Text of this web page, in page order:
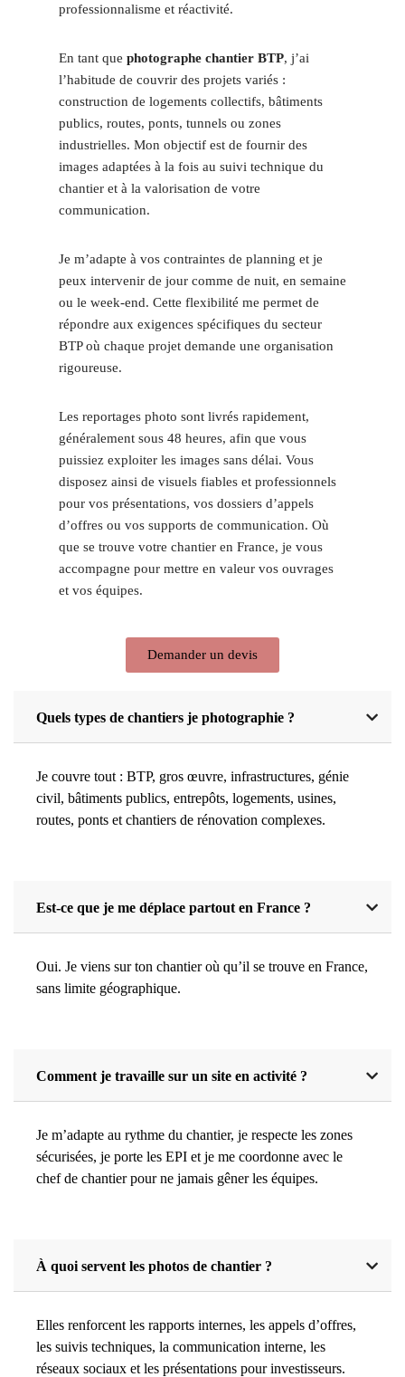
professionnalisme et réactivité.
En tant que photographe chantier BTP, j’ai
l’habitude de couvrir des projets variés :
construction de logements collectifs, bâtiments
publics, routes, ponts, tunnels ou zones
industrielles. Mon objectif est de fournir des
images adaptées à la fois au suivi technique du
chantier et à la valorisation de votre
communication.
Je m’adapte à vos contraintes de planning et je
peux intervenir de jour comme de nuit, en semaine
ou le week-end. Cette flexibilité me permet de
répondre aux exigences spécifiques du secteur
BTP où chaque projet demande une organisation
rigoureuse.
Les reportages photo sont livrés rapidement,
généralement sous 48 heures, afin que vous
puissiez exploiter les images sans délai. Vous
disposez ainsi de visuels fiables et professionnels
pour vos présentations, vos dossiers d’appels
d’offres ou vos supports de communication. Où
que se trouve votre chantier en France, je vous
accompagne pour mettre en valeur vos ouvrages
et vos équipes.
Demander un devis
Quels types de chantiers je photographie ?
Je couvre tout : BTP, gros œuvre, infrastructures, génie
civil, bâtiments publics, entrepôts, logements, usines,
routes, ponts et chantiers de rénovation complexes.
Est-ce que je me déplace partout en France ?
Oui. Je viens sur ton chantier où qu’il se trouve en France,
sans limite géographique.
Comment je travaille sur un site en activité ?
Je m’adapte au rythme du chantier, je respecte les zones
sécurisées, je porte les EPI et je me coordonne avec le
chef de chantier pour ne jamais gêner les équipes.
À quoi servent les photos de chantier ?
Elles renforcent les rapports internes, les appels d’offres,
les suivis techniques, la communication interne, les
réseaux sociaux et les présentations pour investisseurs.